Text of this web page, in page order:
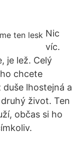
Nic
víc.
je lež. Celý
chcete
lhostejná a
život. Ten
občas si ho